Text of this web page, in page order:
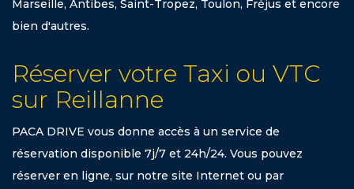
Marseille, Antibes, Saint-Tropez, Toulon, Fréjus et encore
bien d'autres.
Réserver votre Taxi ou VTC
sur Reillanne
PACA DRIVE vous donne accès à un service de
réservation disponible 7j/7 et 24h/24. Vous pouvez
réserver en ligne, sur notre site Internet ou par